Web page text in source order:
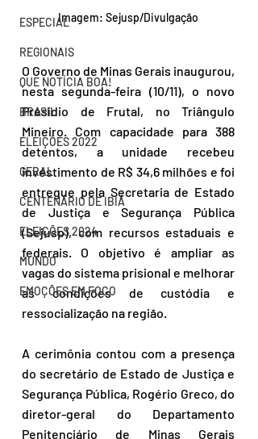
ESPECIAL
REGIONAIS
QUE NOTÍCIA BOA!
BRASIL
ELEIÇÕES 2022
GERAL
CENTENÁRIO DE IBIÁ
ELEIÇÕES 2024
MUNDO
EMOÇÕES EM FOCO
Imagem: Sejusp/Divulgação
O Governo de Minas Gerais inaugurou,
nesta segunda-feira (10/11), o novo
Presídio de Frutal, no Triângulo
Mineiro. Com capacidade para 388
detentos, a unidade recebeu
investimento de R$ 34,6 milhões e foi
entregue pela Secretaria de Estado
de Justiça e Segurança Pública
(Sejusp), com recursos estaduais e
federais. O objetivo é ampliar as
vagas do sistema prisional e melhorar
as condições de custódia e
ressocialização na região.
A cerimônia contou com a presença
do secretário de Estado de Justiça e
Segurança Pública, Rogério Greco, do
diretor-geral do Departamento
Penitenciário de Minas Gerais